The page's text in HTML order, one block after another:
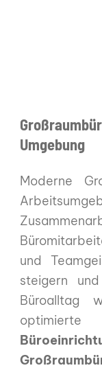
Umgebung
Moderne
und
steigern
Büroalltag
optimierte